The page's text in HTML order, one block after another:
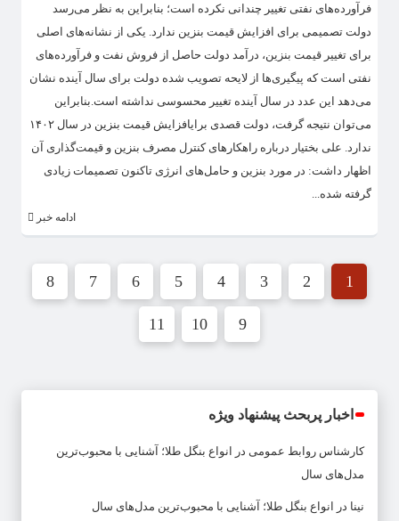
فرآورده‌های نفتی تغییر چندانی نکرده است؛ بنابراین به نظر می‌رسد
دولت تصمیمی برای افزایش قیمت بنزین ندارد. یکی از نشانه‌های اصلی
برای تغییر قیمت بنزین، درآمد دولت حاصل از فروش نفت و فرآورده‌های
نفتی است که پیگیری‌ها از لایحه تصویب شده دولت برای سال آینده نشان
می‌دهد این عدد در سال آینده تغییر محسوسی نداشته است.بنابراین
می‌توان نتیجه گرفت، دولت قصدی برایافزایش قیمت بنزین در سال ۱۴۰۲
ندارد. علی بختیار درباره راهکارهای کنترل مصرف بنزین و قیمت‌گذاری آن
اظهار داشت: در مورد بنزین و حامل‌های انرژی تاکنون تصمیمات زیادی
گرفته شده...
ادامه خبر
1
2
3
4
5
6
7
8
9
10
11
اخبار پربحث پیشنهاد ویژه
کارشناس روابط عمومی در
انواع بنگل طلا؛ آشنایی با محبوب‌ترین
مدل‌های سال
نینا در انواع بنگل طلا؛ آشنایی با محبوب‌ترین مدل‌های سال